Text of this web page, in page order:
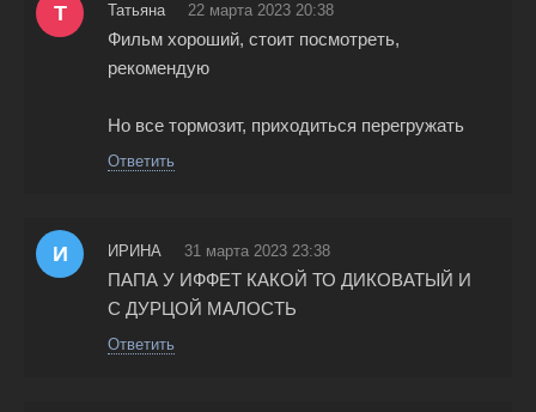
Т Татьяна 22 марта 2023 20:38
Фильм хороший, стоит посмотреть,
рекомендую
Но все тормозит, приходиться перегружать
Ответить
И ИРИНА 31 марта 2023 23:38
ПАПА У ИФФЕТ КАКОЙ ТО ДИКОВАТЫЙ И
С ДУРЦОЙ МАЛОСТЬ
Ответить